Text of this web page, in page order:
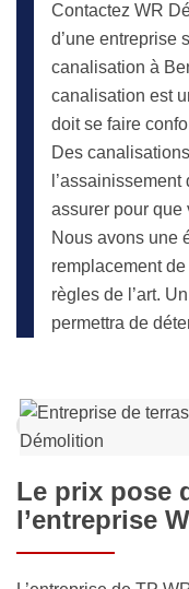
Contactez WR
d’une entreprise
canalisation à
canalisation est
doit se faire
Des
l’assainissement
assurer pour que
Nous avons une
remplacement
règles de l’art.
permettra de
Le prix pose
l’entreprise